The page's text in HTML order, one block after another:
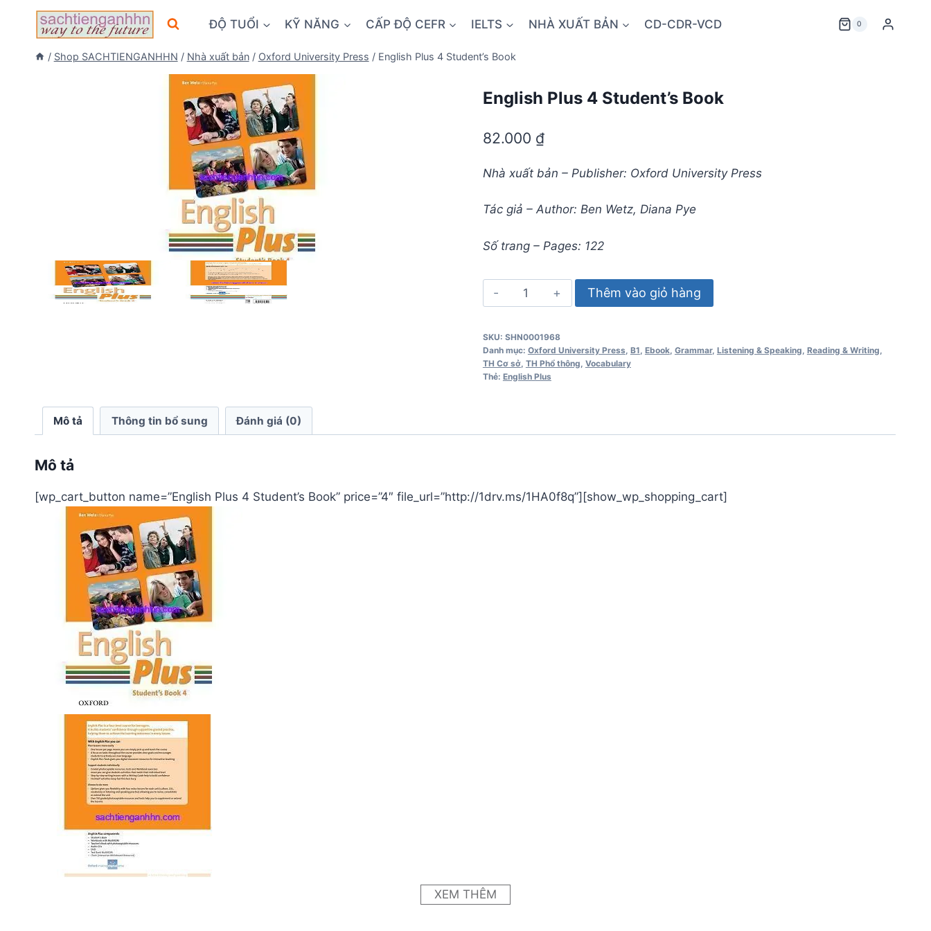
ĐỘ TUỔI KỸ NĂNG CẤP ĐỘ CEFR IELTS NHÀ XUẤT BẢN CD-CDR-VCD 0
/ Shop SACHTIENGANHHN / Nhà xuất bản / Oxford University Press / English Plus 4 Student’s Book
English Plus 4 Student’s Book
82.000 ₫
Nhà xuất bản – Publisher: Oxford University Press
Tác giả – Author: Ben Wetz, Diana Pye
Số trang – Pages: 122
English
Plus
Student's
Book
số
Thêm vào giỏ hàng
SKU: SHN0001968
Danh mục: Oxford University Press B1 Ebook, Grammar, Listening & Speaking Reading & Writing
TH Cơ sở, TH Phổ thông Vocabulary
Thẻ: English Plus
Mô tả Thông tin bổ sung Đánh giá (0)
Mô tả
[wp_cart_button name=”English Plus 4 Student’s Book” price=”4″ file_url=”http://1drv.ms/1HA0f8q”][show_wp_shopping_cart]
XEM THÊM